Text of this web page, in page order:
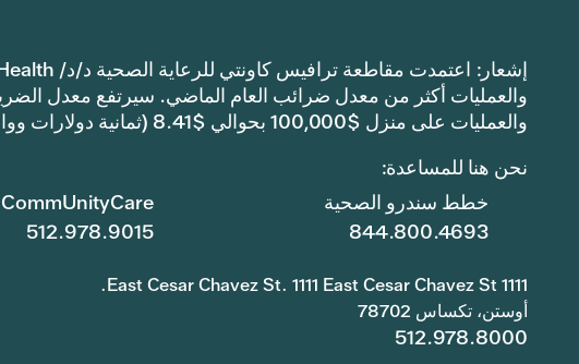
والعمليات على منزل $100,000 بحوالي $8.41 (ثمانية دولارات وواحد وأربعين سنتًا).
نحن هنا للمساعدة:
CommUnityCare
512.978.9015
خطط سندرو الصحية
844.800.4693
1111 East Cesar Chavez St. 1111 East Cesar Chavez St.
أوستن، تكساس 78702
512.978.8000